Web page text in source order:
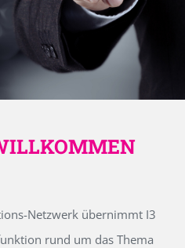
Netzwerk übernimmt I3
rund um das Thema